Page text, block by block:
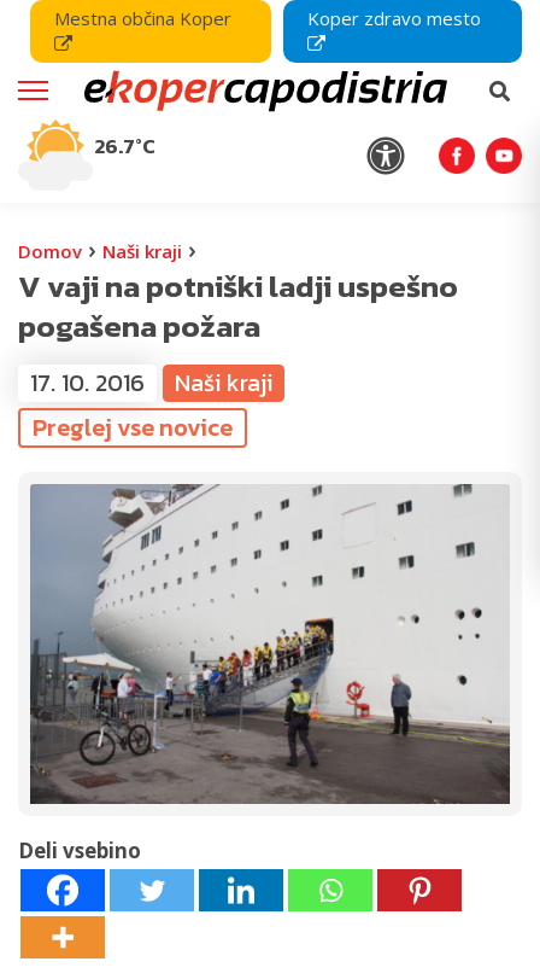
Mestna občina Koper Koper zdravo mesto
26.7°C
Domov › Naši kraji ›
V vaji na potniški ladji uspešno
pogašena požara
17. 10. 2016
Naši kraji
Preglej vse novice
Deli vsebino